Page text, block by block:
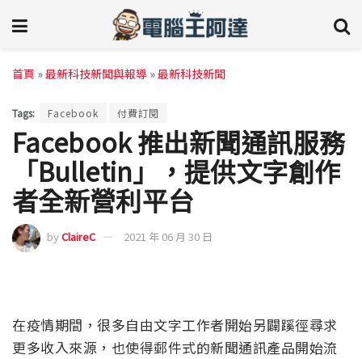
首頁 »最新科技新聞與報導 »最新科技新聞
Tags: Facebook 付費訂閱
Facebook 推出新聞通訊服務
「Bulletin」，提供文字創作
者全新營利平台
byClaireC 2021 年 06 月 30 日
在疫情期間，很多自由文字工作者開始另闢蹊徑尋求
更多收入來源，也使得郵件式的新聞通訊產品開始流